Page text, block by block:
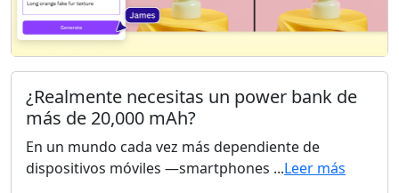
¿Realmente necesitas un power bank de
más de 20,000 mAh?
En un mundo cada vez más dependiente de
dispositivos móviles —smartphones ...Leer más